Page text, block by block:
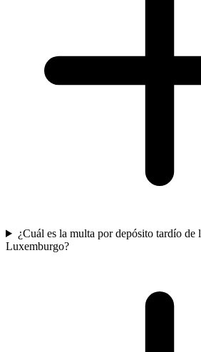
¿Cuál es la multa por depósito tardío de
Luxemburgo?